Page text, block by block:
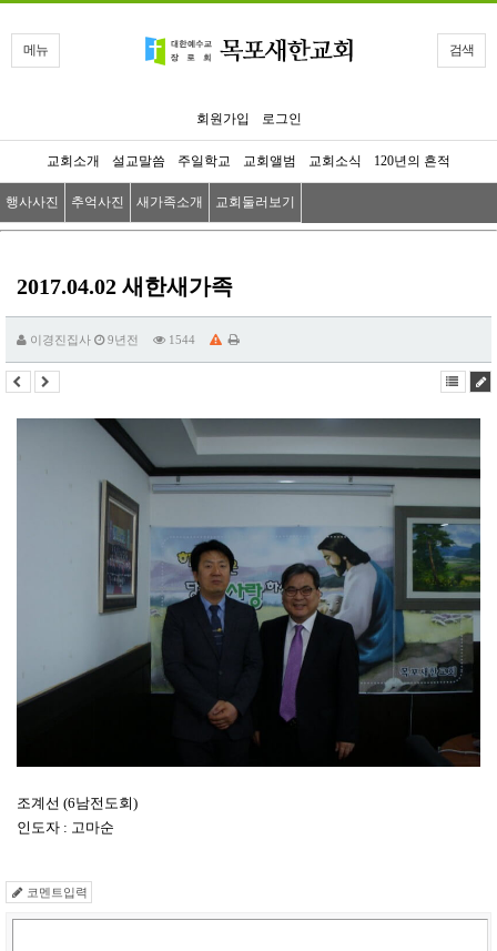
메뉴 검색
회원가입 로그인
교회소개 설교말씀 주일학교 교회앨범 교회소식 120년의 흔적
행사사진 추억사진 새가족소개 교회둘러보기
2017.04.02 새한새가족
이경진집사 9년전 1544
조계선 (6남전도회)
인도자 : 고마순
코멘트입력